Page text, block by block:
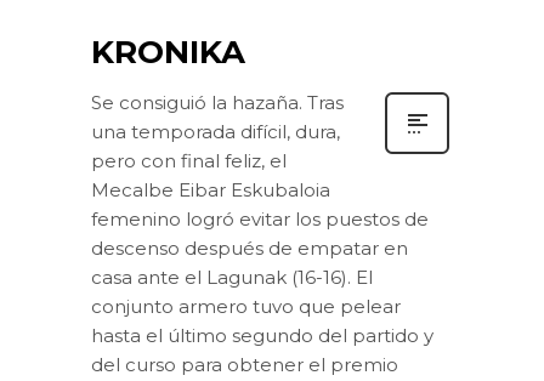
KRONIKA
Se consiguió la hazaña. Tras
una temporada difícil, dura,
pero con final feliz, el
Mecalbe Eibar Eskubaloia
femenino logró evitar los puestos de
descenso después de empatar en
casa ante el Lagunak (16-16). El
conjunto armero tuvo que pelear
hasta el último segundo del partido y
del curso para obtener el premio